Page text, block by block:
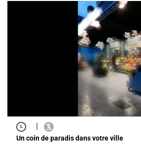
|
Un coin de paradis dans votre ville